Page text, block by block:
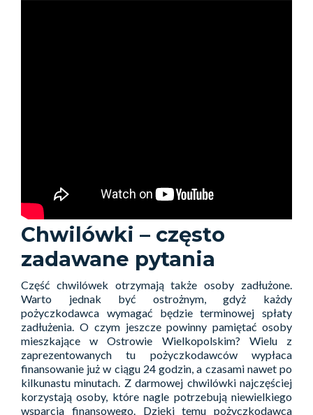
Chwilówki – często
zadawane pytania
Część chwilówek otrzymają także osoby zadłużone.
Warto jednak być ostrożnym, gdyż każdy
pożyczkodawca wymagać będzie terminowej spłaty
zadłużenia. O czym jeszcze powinny pamiętać osoby
mieszkające w Ostrowie Wielkopolskim? Wielu z
zaprezentowanych tu pożyczkodawców wypłaca
finansowanie już w ciągu 24 godzin, a czasami nawet po
kilkunastu minutach. Z darmowej chwilówki najczęściej
korzystają osoby, które nagle potrzebują niewielkiego
wsparcia finansowego. Dzięki temu pożyczkodawca